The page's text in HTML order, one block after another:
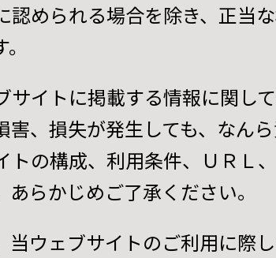
認められる場合を除き、正当
サイトに掲載する情報に関し
害、損失が発生しても、なん
の構成、利用条件、ＵＲＬ
らかじめご了承ください。
当ウェブサイトのご利用に際